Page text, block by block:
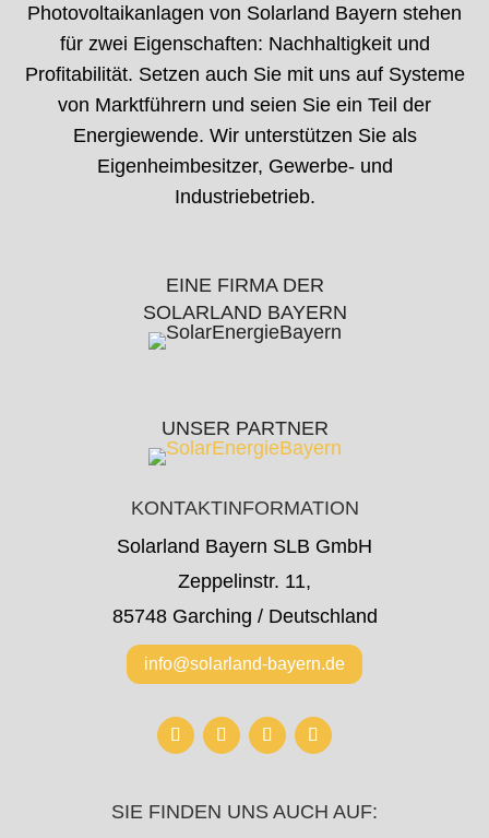
​Photovoltaikanlagen von Solarland Bayern stehen
für zwei Eigenschaften: Nachhaltigkeit und
Profitabilität. Setzen auch Sie mit uns auf Systeme
von Marktführern und seien Sie ein Teil der
Energiewende. Wir unterstützen Sie als
Eigenheimbesitzer, Gewerbe- und
Industriebetrieb.
EINE FIRMA DER
SOLARLAND BAYERN
UNSER PARTNER
KONTAKTINFORMATION
Solarland Bayern SLB GmbH
Zeppelinstr. 11,
85748 Garching / Deutschland
info@solarland-bayern.de
SIE FINDEN UNS AUCH AUF: